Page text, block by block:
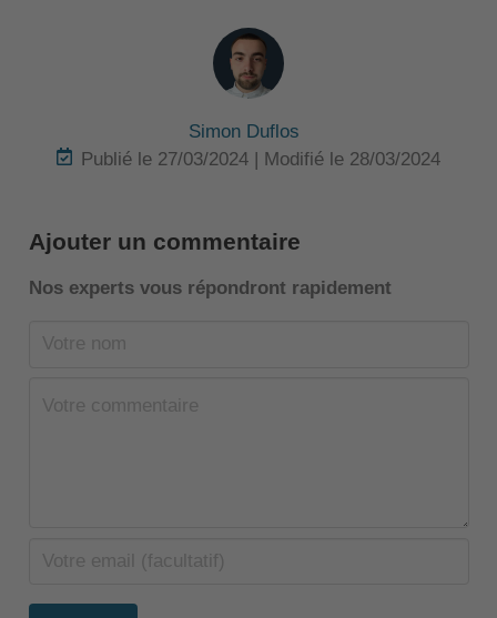
Simon Duflos
Publié le 27/03/2024 | Modifié le 28/03/2024
Ajouter un commentaire
Nos experts vous répondront rapidement